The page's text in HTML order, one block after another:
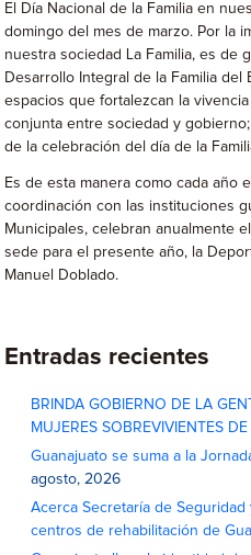
El Día Nacional de la Familia en
domingo del mes de marzo. Por la
nuestra sociedad La Familia, es de
Desarrollo Integral de la Familia del
espacios que fortalezcan la
conjunta entre sociedad y
de la celebración del día de la
Es de esta manera como cada año
coordinación con las instituciones
Municipales, celebran anualmente
sede para el presente año, la
Manuel Doblado.
Entradas recientes
BRINDA GOBIERNO DE LA
MUJERES SOBREVIVIENTES
Guanajuato se suma a la
agosto, 2026
Acerca Secretaría de
centros de rehabilitación de